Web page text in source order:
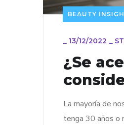
BEAUTY
13/12/2022
¿Se
La mayoría de
tenga 30 años o